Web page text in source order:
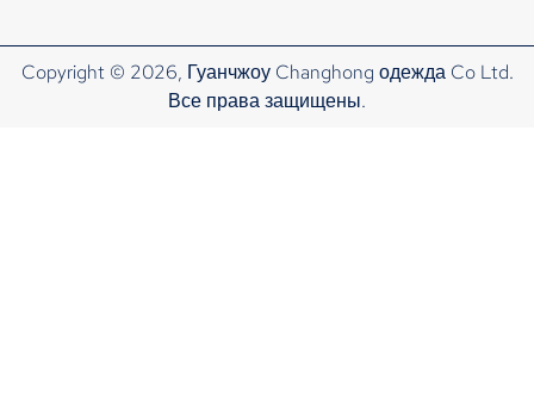
Copyright © 2026, Гуанчжоу Changhong одежда Co Ltd.
Все права защищены.